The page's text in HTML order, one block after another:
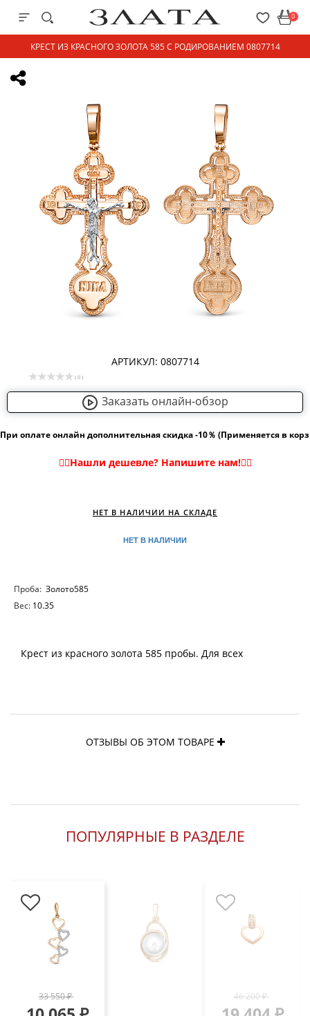
0
КРЕСТ ИЗ КРАСНОГО ЗОЛОТА 585 С РОДИРОВАНИЕМ 0807714
АРТИКУЛ: 0807714
( 0 )
Заказать онлайн-обзор
При оплате онлайн дополнительная скидка -10％ (Применяется в
НЕТ В НАЛИЧИИ
НЕТ В НАЛИЧИИ НА СКЛАДЕ
Проба: Золото585
Вес: 10.35
Крест из красного золота 585 пробы. Для всех
ОТЗЫВЫ ОБ ЭТОМ ТОВАРЕ
ПОПУЛЯРНЫЕ В РАЗДЕЛЕ
33 550 ₽ 46 200 ₽